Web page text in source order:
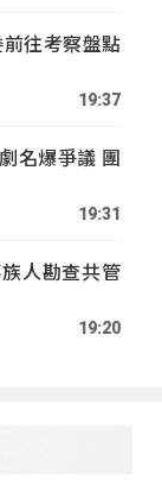
往考察盤點
19:37
名爆爭議 團
19:31
人勘查共管
19:20